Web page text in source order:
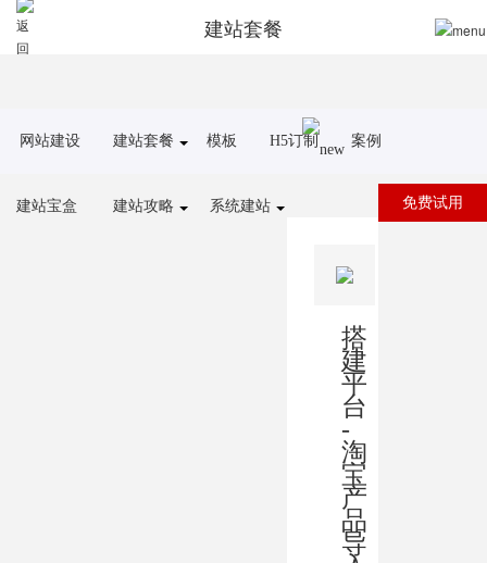
建站套餐
网站建设 建站套餐 模板 H5订制 案例
建站宝盒 建站攻略 系统建站 免费试用
搭
建
平
台
-
淘
宝
产
品
导